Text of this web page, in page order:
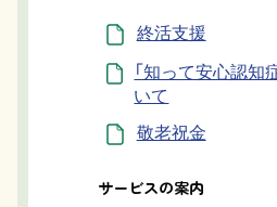
終活支援
「知って安心認知
いて
敬老祝金
サービスの案内